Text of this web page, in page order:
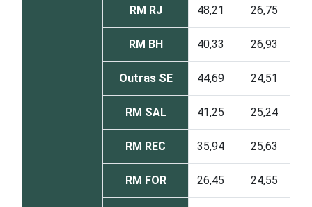
RM RJ 48,21 26,75
RM BH 40,33 26,93
Outras SE 44,69 24,51
RM SAL 41,25 25,24
RM REC 35,94 25,63
RM FOR 26,45 24,55